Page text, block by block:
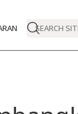
SEARCH